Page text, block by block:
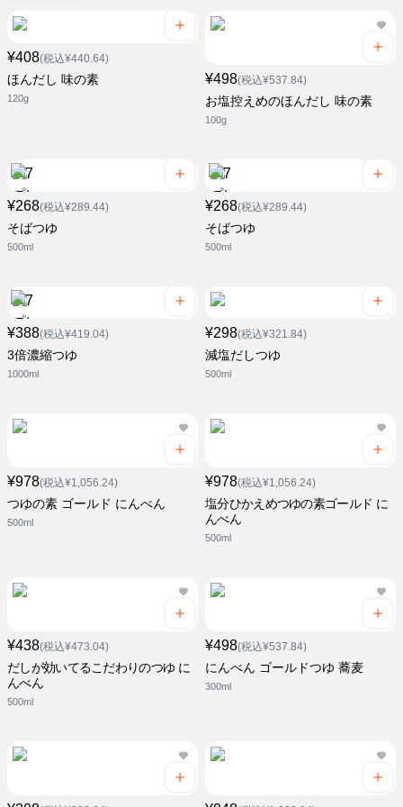
¥408(税込¥440.64)
ほんだし 味の素
120g
¥498(税込¥537.84)
お塩控えめのほんだし 味の素
100g
¥268(税込¥289.44)
そばつゆ
500ml
¥268(税込¥289.44)
そばつゆ
500ml
¥388(税込¥419.04)
3倍濃縮つゆ
1000ml
¥298(税込¥321.84)
減塩だしつゆ
500ml
¥978(税込¥1,056.24)
つゆの素 ゴールド にんべん
500ml
¥978(税込¥1,056.24)
塩分ひかえめつゆの素ゴールド に
んべん
500ml
¥438(税込¥473.04)
だしが効いてるこだわりのつゆ に
んべん
500ml
¥498(税込¥537.84)
にんべん ゴールドつゆ 蕎麦
300ml